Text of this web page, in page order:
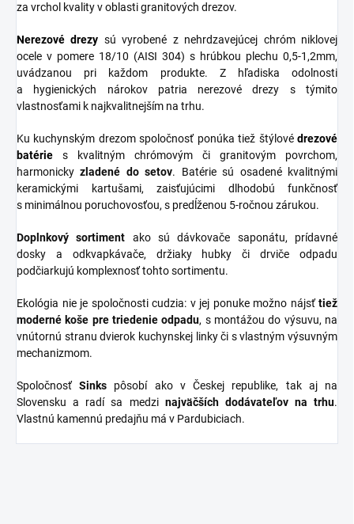
za vrchol kvality v oblasti granitových drezov.
Nerezové drezy sú vyrobené z nehrdzavejúcej chróm niklovej
ocele v pomere 18/10 (AISI 304) s hrúbkou plechu 0,5-1,2mm,
uvádzanou pri každom produkte. Z hľadiska odolnosti
a hygienických nárokov patria nerezové drezy s týmito
vlastnosťami k najkvalitnejším na trhu.
Ku kuchynským drezom spoločnosť ponúka tiež štýlové drezové
batérie s kvalitným chrómovým či granitovým povrchom,
harmonickyzladené do setov. Batérie sú osadené kvalitnými
keramickými kartušami, zaisťujúcimi dlhodobú funkčnosť
s minimálnou poruchovosťou, s predĺženou 5-ročnou zárukou.
Doplnkový sortiment ako sú dávkovače saponátu, prídavné
dosky a odkvapkávače, držiaky hubky či drviče odpadu
podčiarkujú komplexnosť tohto sortimentu.
Ekológia nie je spoločnosti cudzia: v jej ponuke možno nájsťtiež
moderné koše pre triedenie odpadu, s montážou do výsuvu, na
vnútornú stranu dvierok kuchynskej linky či s vlastným výsuvným
mechanizmom.
SpoločnosťSinks pôsobí ako v Českej republike, tak aj na
Slovensku a radí sa medzi najväčších dodávateľov na trhu.
Vlastnú kamennú predajňu má v Pardubiciach.